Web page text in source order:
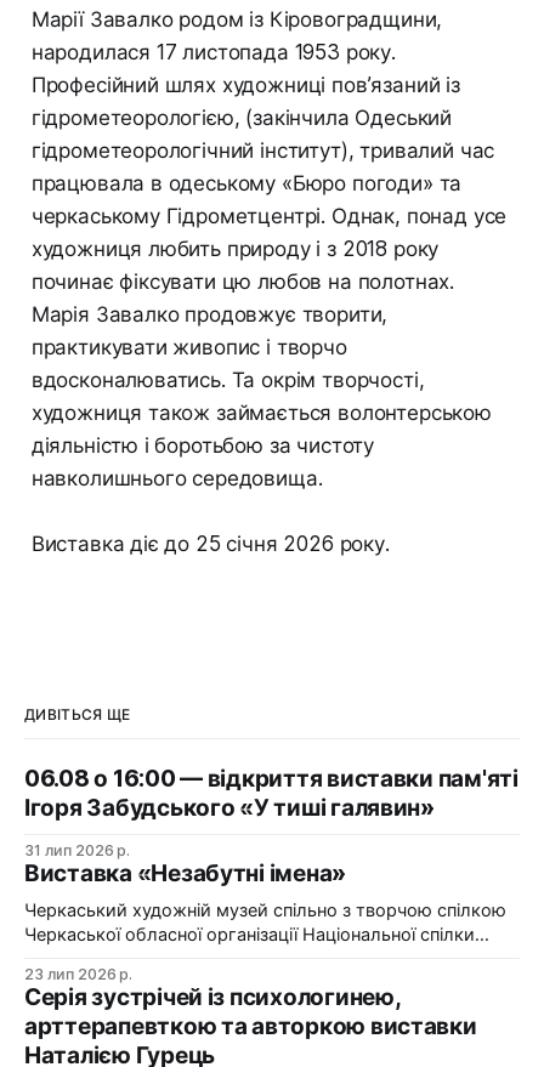
Марії Завалко родом із Кіровоградщини,
народилася 17 листопада 1953 року.
Професійний шлях художниці пов’язаний із
гідрометеорологією, (закінчила Одеський
гідрометеорологічний інститут), тривалий час
працювала в одеському «Бюро погоди» та
черкаському Гідрометцентрі. Однак, понад усе
художниця любить природу і з 2018 року
починає фіксувати цю любов на полотнах.
Марія Завалко продовжує творити,
практикувати живопис і творчо
вдосконалюватись. Та окрім творчості,
художниця також займається волонтерською
діяльністю і боротьбою за чистоту
навколишнього середовища.
Виставка діє до 25 січня 2026 року.
ДИВІТЬСЯ ЩЕ
06.08 о 16:00 — відкриття виставки пам'яті
Ігоря Забудського «У тиші галявин»
31 лип 2026 р.
Виставка «Незабутні імена»
Черкаський художній музей спільно з творчою спілкою
Черкаської обласної організації Національної спілки
імена». Виставка «Незабутні імена» — це мистецька
подорож у творчий спадок художників Черкащини, чий
життєвий шлях вже завершилися, але їх талант і
сьогодні продовжує промовляти до глядача мовою
23 лип 2026 р.
Серія зустрічей із психологинею,
арттерапевткою та авторкою виставки
Наталією Гурець